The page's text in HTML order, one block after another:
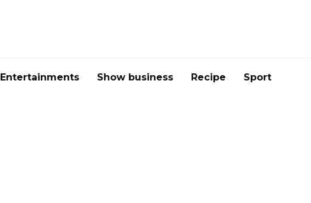
Entertainments Show business Recipe Sport